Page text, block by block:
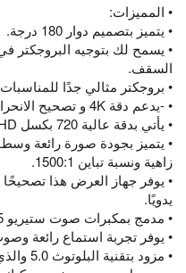
• المميزات:
• يتميز بتصميم دوار 180 درجة.
• يسمح لك بتوجيه البروجكتر
السقف.
• بروجكتر مثالي جدًا
• -يدعم دقة 4K و تصحيح الانحراف تلقائياً
• يأتي بدقة عالية 720 بكسل FHD أصلي ويدعم حتى دقة 1080P 4K.
زاهية ونسبة تباين 1500:1.
• يوفر جهاز العرض هذا تصحيحًا
يدويًا.
• مدمج بمكبرات صوت ستيريو 5 واط مع نظام هاي فاي.
• يوفر تجربة استماع رائعة
• مزود بتقنية البلوتوث 5.0 والذي يسمح لك بتوصيل مكبرات الصوت.